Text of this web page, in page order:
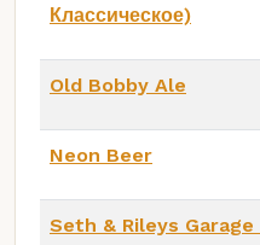
Классическое)
Old Bobby Ale
Neon Beer
Seth & Rileys Garage